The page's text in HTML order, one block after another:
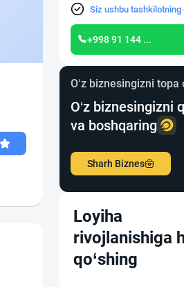
Siz ushbu tashkilotning
+998 91 144 ...
O‘z biznesingizni
O‘z biznesingizni
va boshqaring
Sharh Biznes
Loyiha
rivojlanishiga
qo‘shing